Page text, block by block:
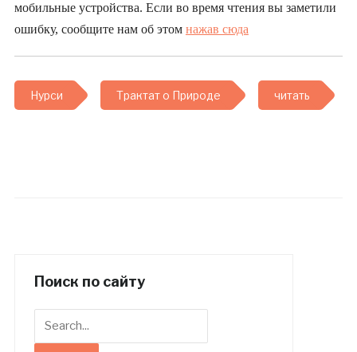
мобильные устройства. Если во время чтения вы заметили
ошибку, сообщите нам об этом нажав сюда
Нурси Трактат о Природе читать
Поиск по сайту